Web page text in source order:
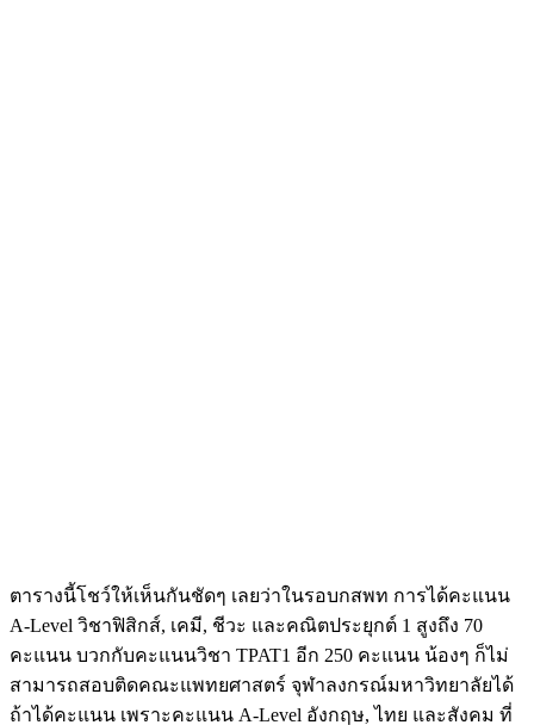
ตารางนี้โชว์ให้เห็นกันชัดๆ เลยว่าในรอบกสพท การได้คะแนน
A-Level วิชาฟิสิกส์, เคมี, ชีวะ และคณิตประยุกต์ 1 สูงถึง 70
คะแนน บวกกับคะแนนวิชา TPAT1 อีก 250 คะแนน น้องๆ ก็ไม่
สามารถสอบติดคณะแพทยศาสตร์ จุฬาลงกรณ์มหาวิทยาลัยได้
ถ้าได้คะแนน เพราะคะแนน A-Level อังกฤษ, ไทย และสังคม ที่